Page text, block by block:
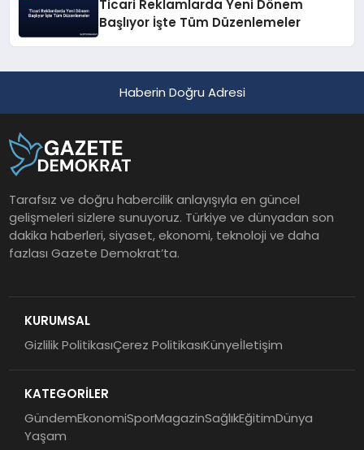
Ticari Reklamlarda Yeni Dönem
Başlıyor İşte Tüm Düzenlemeler
Haberin Doğru Adresi
Tarafsız ve doğru habercilik anlayışıyla en güncel
gelişmeleri sizlere sunuyoruz. Türkiye ve dünyadan son
dakika haberleri, siyaset, ekonomi, teknoloji ve daha
fazlası Gazete Demokrat’ta.
KURUMSAL
Gizlilik PolitikasıÇerez PolitikasıKünyeİletişim
KATEGORİLER
GündemEkonomiSporMagazinSağlıkEğitimDünya
Yaşam